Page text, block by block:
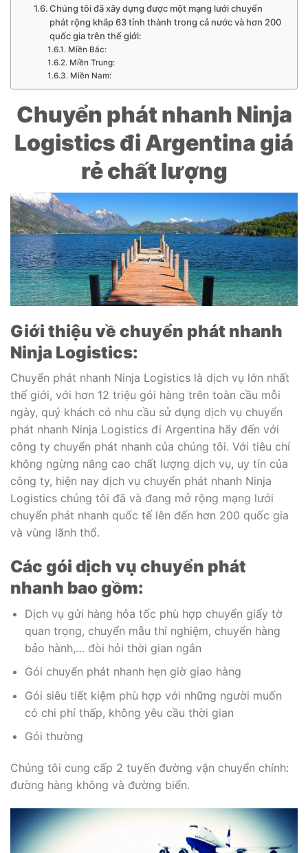
Chúng tôi đã xây dựng được một mạng lưới chuyển
phát rộng khắp 63 tỉnh thành trong cả nước và hơn 200
quốc gia trên thế giới:
Miền Bắc:
Miền Trung:
Miền Nam:
Chuyển phát nhanh Ninja
Logistics đi Argentina giá
rẻ chất lượng
Giới thiệu về chuyển phát nhanh
Ninja Logistics:
Chuyển phát nhanh Ninja Logistics là dịch vụ lớn nhất
thế giới, với hơn 12 triệu gói hàng trên toàn cầu mỗi
ngày, quý khách có nhu cầu sử dụng dịch vụ chuyển
phát nhanh Ninja Logistics đi Argentina hãy đến với
công ty chuyển phát nhanh của chúng tôi. Với tiêu chí
không ngừng nâng cao chất lượng dịch vụ, uy tín của
công ty, hiện nay dịch vụ chuyển phát nhanh Ninja
Logistics chúng tôi đã và đang mở rộng mạng lưới
chuyển phát nhanh quốc tế lên đến hơn 200 quốc gia
và vùng lãnh thổ.
Các gói dịch vụ chuyển phát
nhanh bao gồm:
Dịch vụ gửi hàng hỏa tốc phù hợp chuyển giấy tờ
quan trọng, chuyển mẫu thí nghiệm, chuyển hàng
bảo hành,… đòi hỏi thời gian ngắn
Gói chuyển phát nhanh hẹn giờ giao hàng
Gói siêu tiết kiệm phù hợp với những người muốn
có chi phí thấp, không yêu cầu thời gian
Gói thường
Chúng tôi cung cấp 2 tuyến đường vận chuyển chính:
đường hàng không và đường biển.